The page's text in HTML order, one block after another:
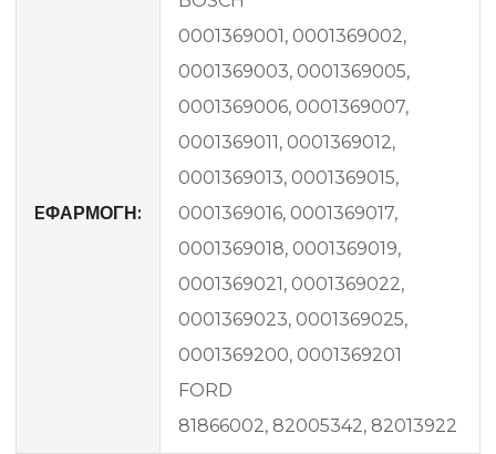
EΦΑΡΜΟΓΗ:
0001369001, 0001369002,
0001369003, 0001369005,
0001369006, 0001369007,
0001369011, 0001369012,
0001369013, 0001369015,
0001369016, 0001369017,
0001369018, 0001369019,
0001369021, 0001369022,
0001369023, 0001369025,
0001369200, 0001369201
FORD
81866002, 82005342, 82013922